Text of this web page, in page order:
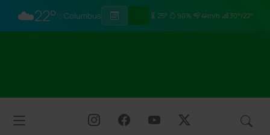
☁️22° Columbus 25° 90% 4km/h 30°/22°